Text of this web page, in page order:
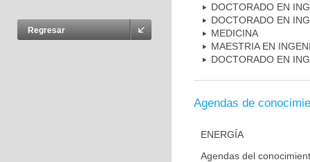
Regresar
DOCTORADO EN
DOCTORADO EN
MEDICINA
MAESTRIA EN
DOCTORADO EN
Agendas de
ENERGÍA
Agendas del